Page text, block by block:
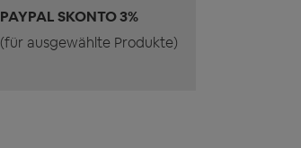
PAYPAL SKONTO 3%
(für ausgewählte Produkte)